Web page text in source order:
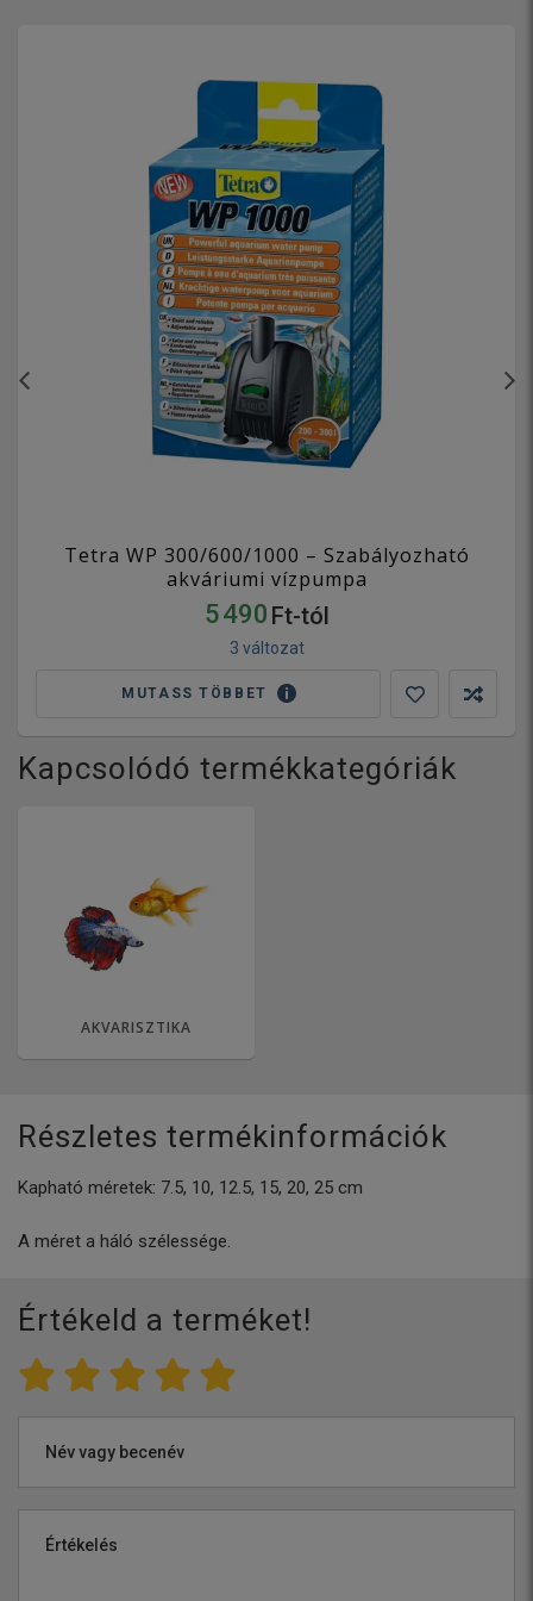
Tetra WP 300/600/1000 – Szabályozható
akváriumi vízpumpa
5 490 Ft-tól
3 változat
MUTASS TÖBBET
Kapcsolódó termékkategóriák
AKVARISZTIKA
Részletes termékinformációk
Kapható méretek: 7.5, 10, 12.5, 15, 20, 25 cm
A méret a háló szélessége.
Értékeld a terméket!
Név vagy becenév
Értékelés